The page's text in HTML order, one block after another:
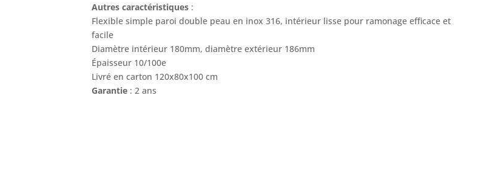
Autres caractéristiques :
Flexible simple paroi double peau en inox 316, intérieur lisse pour ramonage efficace et
facile
Diamètre intérieur 180mm, diamètre extérieur 186mm
Épaisseur 10/100e
Livré en carton 120x80x100 cm
Garantie : 2 ans